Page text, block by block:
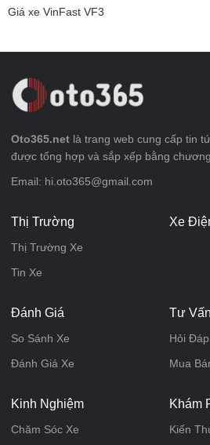
Giá xe VinFast VF3
Oto365.net là trang web cung cấp tin
được tổng hợp và sắp xếp bằng
Email: hi.oto365@gmail.com
Thị Trường
Thị Trường Xe
Tin Xe
Xe
Đánh Giá
So Sánh Xe
Đánh Giá Xe
Tư Vấn
Hỏi
Mua
Kinh Nghiệm
Chăm Sóc Xe
Khám
Kiến